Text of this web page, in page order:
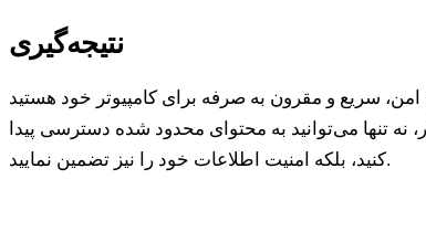
نتیجه‌گیری
نه تنها می‌توانید به محتوای محدود شده دسترسی پیدا
کنید، بلکه امنیت اطلاعات خود را نیز تضمین نمایید.